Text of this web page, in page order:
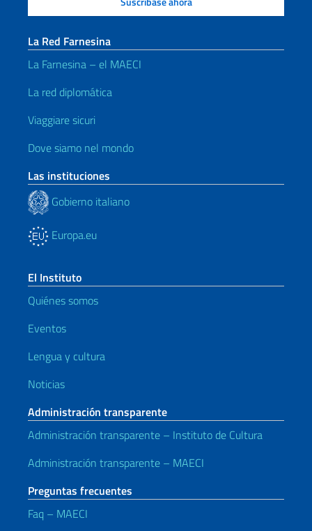
La Red Farnesina
La Farnesina – el MAECI
La red diplomática
Viaggiare sicuri
Dove siamo nel mondo
Las instituciones
Gobierno italiano
Europa.eu
El Instituto
Quiénes somos
Eventos
Lengua y cultura
Noticias
Administración transparente
Administración transparente – Instituto de Cultura
Administración transparente – MAECI
Preguntas frecuentes
Faq – MAECI